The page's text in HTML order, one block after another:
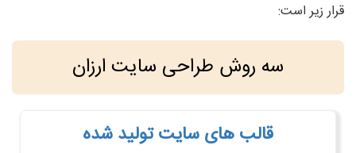
قرار زیر است:
سه روش طراحی سایت ارزان
قالب های سایت تولید شده